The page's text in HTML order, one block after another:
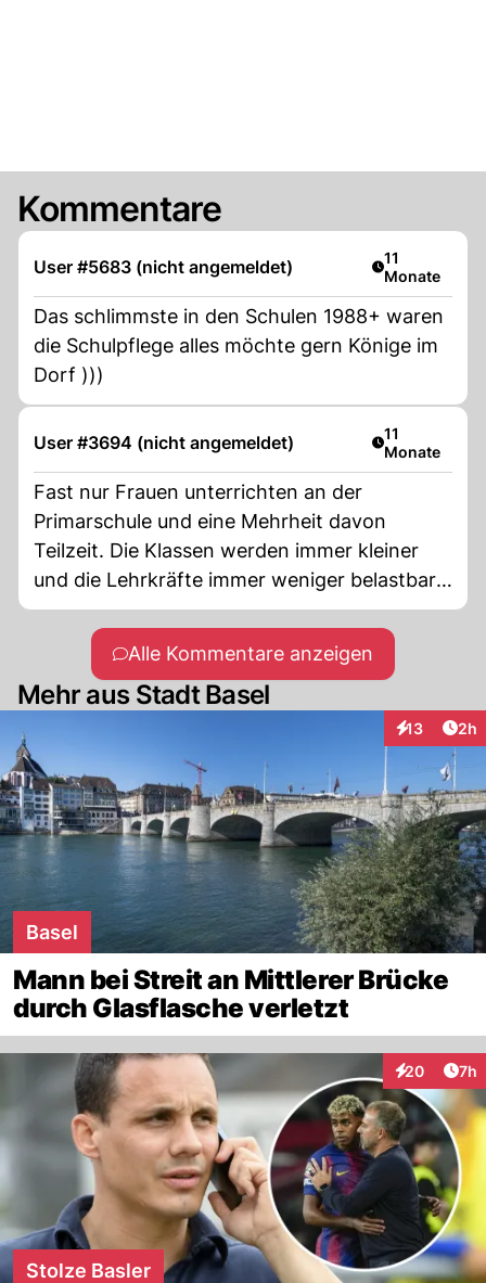
Kommentare
User #5683 (nicht angemeldet) Artikel
11
Monate
Das schlimmste in den Schulen 1988+ waren
die Schulpflege alles möchte gern Könige im
Dorf )))
User #3694 (nicht angemeldet) Artikel
11
Monate
Fast nur Frauen unterrichten an der
Primarschule und eine Mehrheit davon
Teilzeit. Die Klassen werden immer kleiner
und die Lehrkräfte immer weniger belastbar.
So sieht‘s aus.
Alle Kommentare anzeigen
Mehr aus Stadt Basel
13
Interaktionen
2h
Basel
Mann bei Streit an Mittlerer Brücke
durch Glasflasche verletzt
20
Interaktionen
7h
Stolze Basler